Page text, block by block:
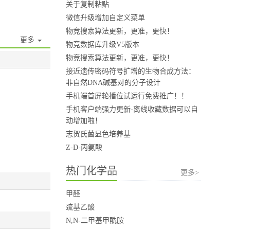
更多
关于复制粘贴
微信升级增加自定义菜单
物竞搜索算法更新，更准，更快！
物竞数据库升级V5版本
物竞搜索算法更新，更准，更快！
接近遗传密码符号扩增的生物合成方法：
非自然DNA碱基对的分子设计
手机端首屏轮播位试运行免费推广！！
手机客户端强力更新-离线收藏数据可以自
动增加啦！
志贺氏菌显色培养基
Z-D-丙氨酸
热门化学品 更多>
甲醛
巯基乙酸
N,N-二甲基甲酰胺